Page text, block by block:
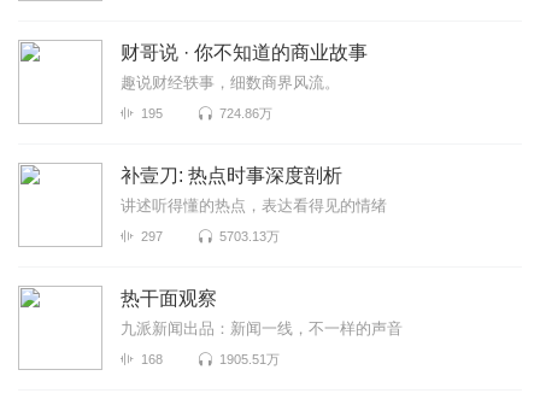
财哥说 · 你不知道的商业故事
趣说财经轶事，细数商界风流。
195 724.86万
补壹刀: 热点时事深度剖析
讲述听得懂的热点，表达看得见的情绪
297 5703.13万
热干面观察
九派新闻出品：新闻一线，不一样的声音
168 1905.51万